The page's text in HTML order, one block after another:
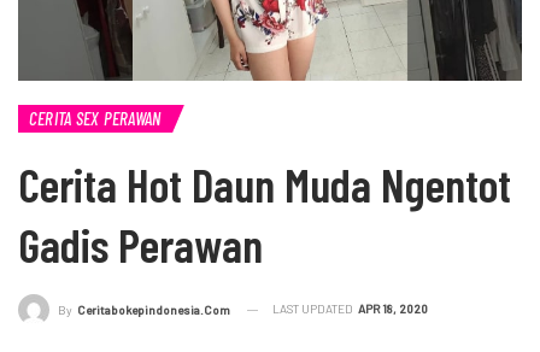
CERITA SEX PERAWAN
Cerita Hot Daun Muda Ngentot
Gadis Perawan
By Ceritabokepindonesia.com LAST UPDATED APR 18, 2020